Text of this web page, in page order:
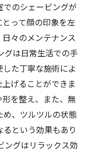
でのシェービングが
って顔の印象を左
々のメンテナンス
グは日常生活での手
た丁寧な施術によ
げることができま
を整え、また、無
め、ツルツルの状態
という効果もあり
ングはリラックス効